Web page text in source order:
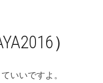
）
いいですよ。